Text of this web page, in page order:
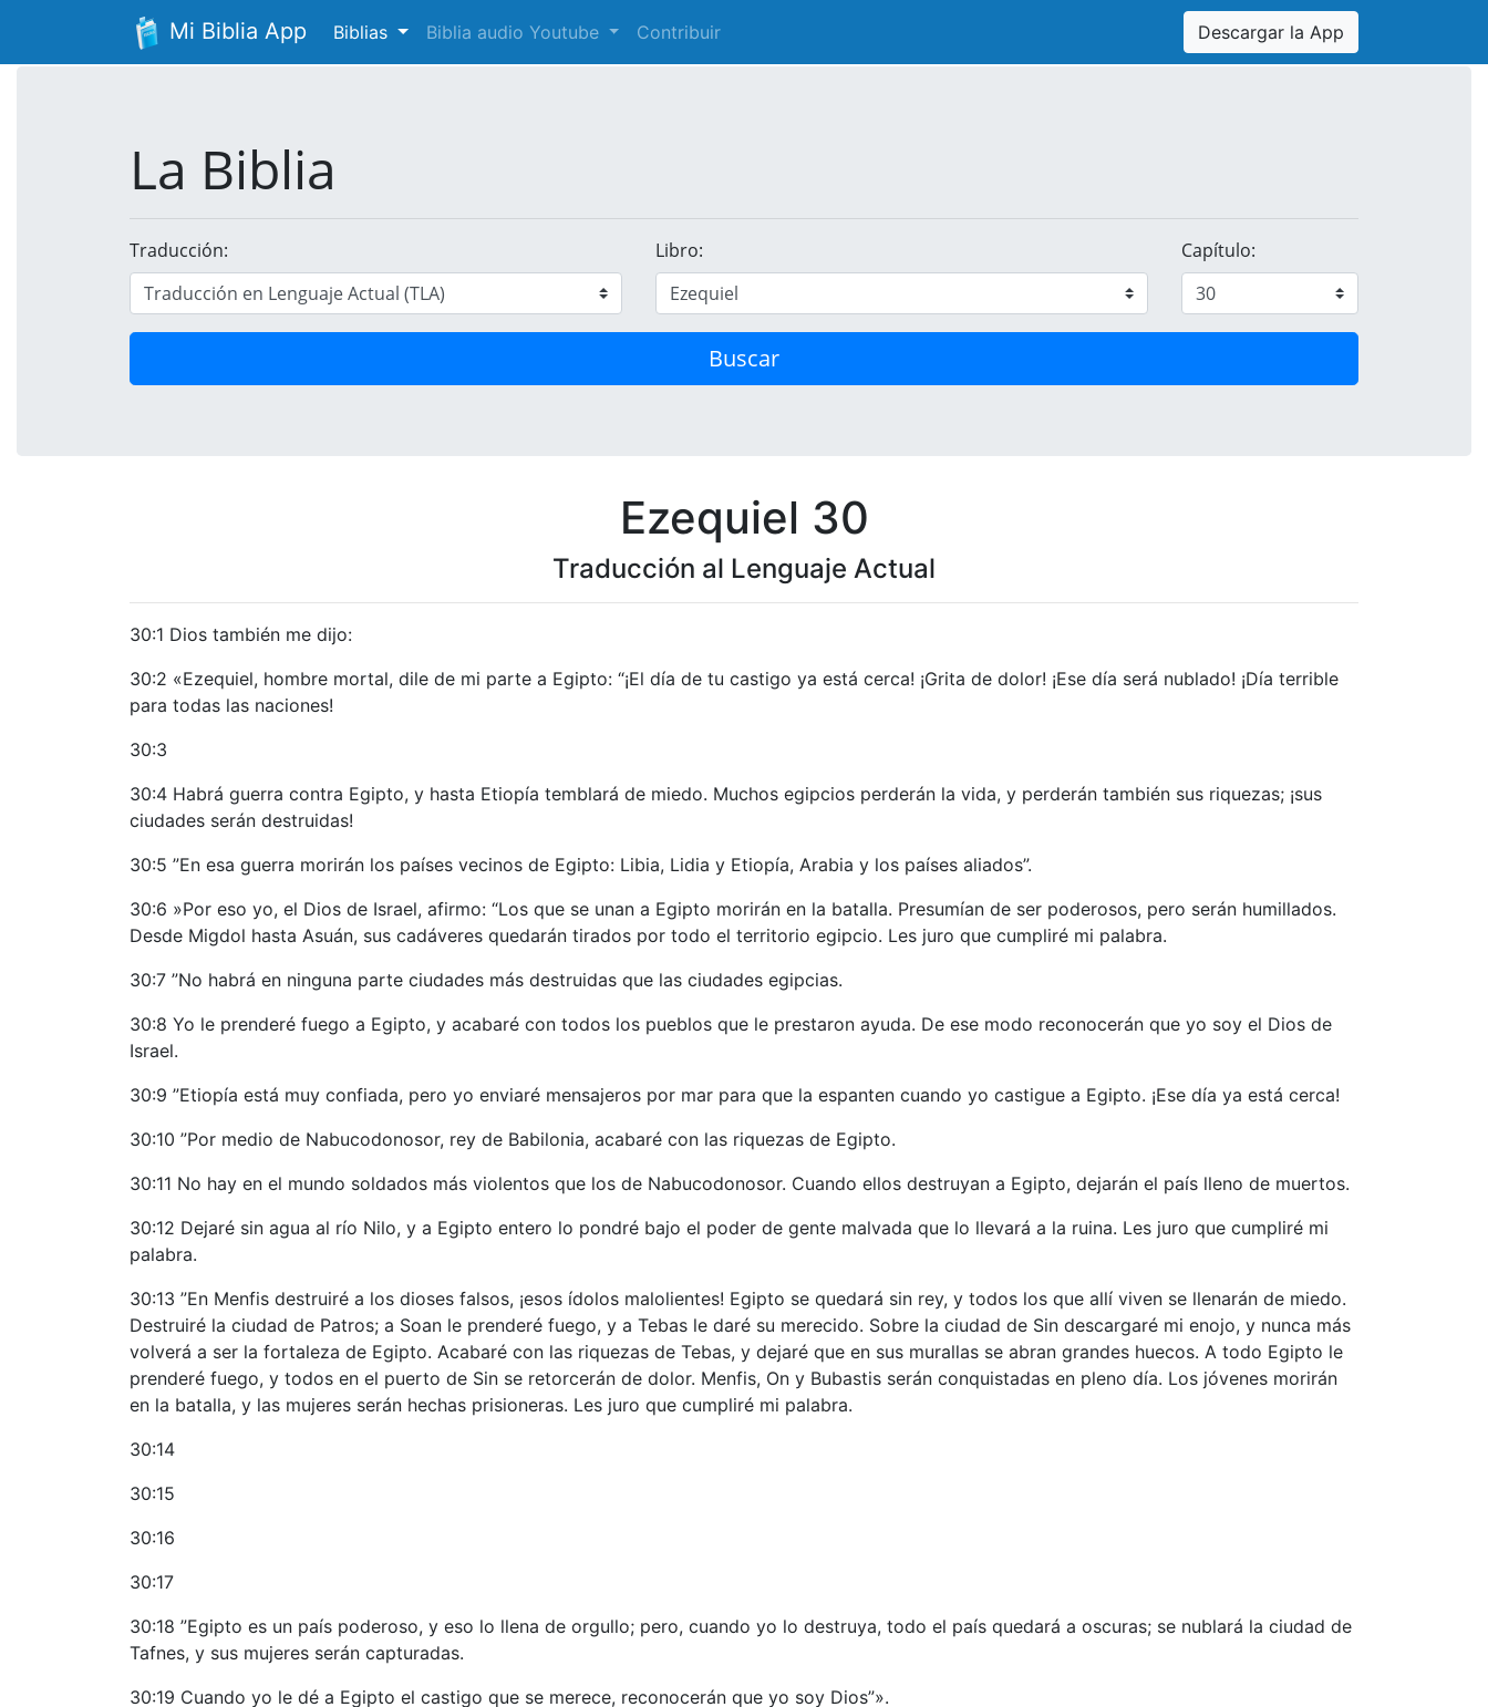
Mi Biblia App Biblias Biblia audio Youtube Contribuir Descargar la App
La Biblia
Traducción: Libro: Capítulo:
Buscar
Ezequiel 30
Traducción al Lenguaje Actual
30:1 Dios también me dijo:
30:2 «Ezequiel, hombre mortal, dile de mi parte a Egipto: “¡El día de tu castigo ya está cerca! ¡Grita de dolor! ¡Ese día será nublado! ¡Día terrible
para todas las naciones!
30:3
30:4 Habrá guerra contra Egipto, y hasta Etiopía temblará de miedo. Muchos egipcios perderán la vida, y perderán también sus riquezas; ¡sus
ciudades serán destruidas!
30:5 ”En esa guerra morirán los países vecinos de Egipto: Libia, Lidia y Etiopía, Arabia y los países aliados”.
30:6 »Por eso yo, el Dios de Israel, afirmo: “Los que se unan a Egipto morirán en la batalla. Presumían de ser poderosos, pero serán humillados.
Desde Migdol hasta Asuán, sus cadáveres quedarán tirados por todo el territorio egipcio. Les juro que cumpliré mi palabra.
30:7 ”No habrá en ninguna parte ciudades más destruidas que las ciudades egipcias.
30:8 Yo le prenderé fuego a Egipto, y acabaré con todos los pueblos que le prestaron ayuda. De ese modo reconocerán que yo soy el Dios de
Israel.
30:9 ”Etiopía está muy confiada, pero yo enviaré mensajeros por mar para que la espanten cuando yo castigue a Egipto. ¡Ese día ya está cerca!
30:10 ”Por medio de Nabucodonosor, rey de Babilonia, acabaré con las riquezas de Egipto.
30:11 No hay en el mundo soldados más violentos que los de Nabucodonosor. Cuando ellos destruyan a Egipto, dejarán el país lleno de muertos.
30:12 Dejaré sin agua al río Nilo, y a Egipto entero lo pondré bajo el poder de gente malvada que lo llevará a la ruina. Les juro que cumpliré mi
palabra.
30:13 ”En Menfis destruiré a los dioses falsos, ¡esos ídolos malolientes! Egipto se quedará sin rey, y todos los que allí viven se llenarán de miedo.
Destruiré la ciudad de Patros; a Soan le prenderé fuego, y a Tebas le daré su merecido. Sobre la ciudad de Sin descargaré mi enojo, y nunca más
volverá a ser la fortaleza de Egipto. Acabaré con las riquezas de Tebas, y dejaré que en sus murallas se abran grandes huecos. A todo Egipto le
prenderé fuego, y todos en el puerto de Sin se retorcerán de dolor. Menfis, On y Bubastis serán conquistadas en pleno día. Los jóvenes morirán
en la batalla, y las mujeres serán hechas prisioneras. Les juro que cumpliré mi palabra.
30:14
30:15
30:16
30:17
30:18 ”Egipto es un país poderoso, y eso lo llena de orgullo; pero, cuando yo lo destruya, todo el país quedará a oscuras; se nublará la ciudad de
Tafnes, y sus mujeres serán capturadas.
30:19 Cuando yo le dé a Egipto el castigo que se merece, reconocerán que yo soy Dios”».